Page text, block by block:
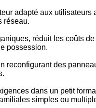
adapté aux utilisateurs
réseau.
réduit les coûts
possession.
reconfigurant des
dans un petit
simples ou